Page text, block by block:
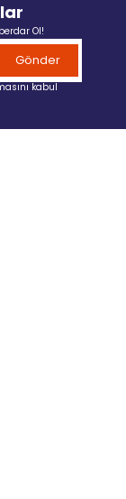
Ol!
Gönder
kabul